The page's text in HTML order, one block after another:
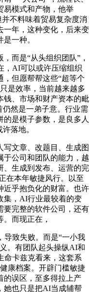
易模式和产物，他举
不料味着贸易复杂度消
一年，这种变化，后来变
一种。
而是“从头组织团队”，
，AI可以或许压缩组织
但愿帮帮这些“超等个
是效率，当前越来越多
钱、市场和财产资本的毗
仍然是一弟子意。行业需
是模子参数，是良多人
落地。
文章、改题目、生成图
于公司和团队的能力，越
、生成到发布、运营的完
在本年敏捷风行。以至
近乎抱负化的财富。也许
集，AI行业最较着的变
要完整的软件公司，还有
而现正在，
致失败。而是“一小我
。有团队起头操纵AI和
命卡兹克看来，这套系
康档案。开辟门槛敏捷
的误区，至多得拉上产
她也只是把AI当成辅帮